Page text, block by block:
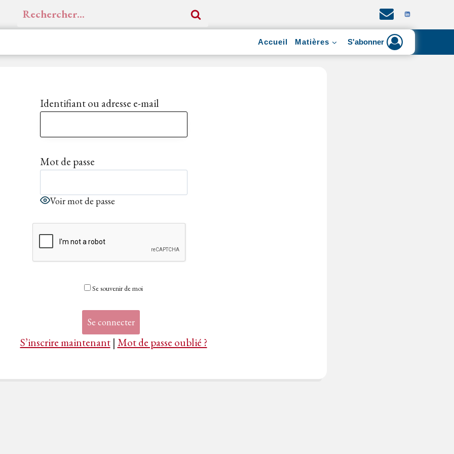
Rechercher :
Accueil Matières S'abonner
Identifiant ou adresse e-mail
Mot de passe
Voir mot de passe
Se souvenir de moi
S’inscrire maintenant| Mot de passe oublié ?